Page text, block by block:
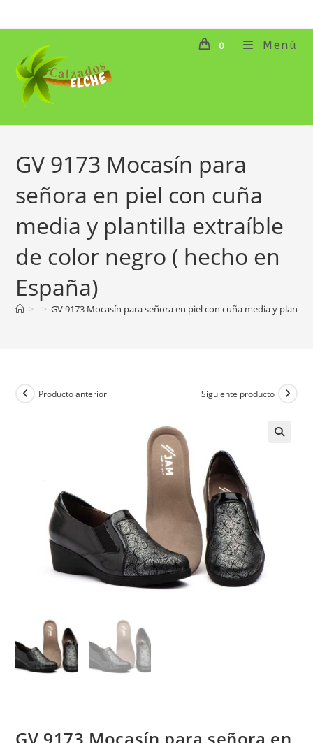
al
contenido
0 Menú
GV 9173 Mocasín para
señora en piel con cuña
media y plantilla extraíble
de color negro ( hecho en
España)
> > GV 9173 Mocasín para señora en piel con cuña media y
Producto anterior Siguiente producto